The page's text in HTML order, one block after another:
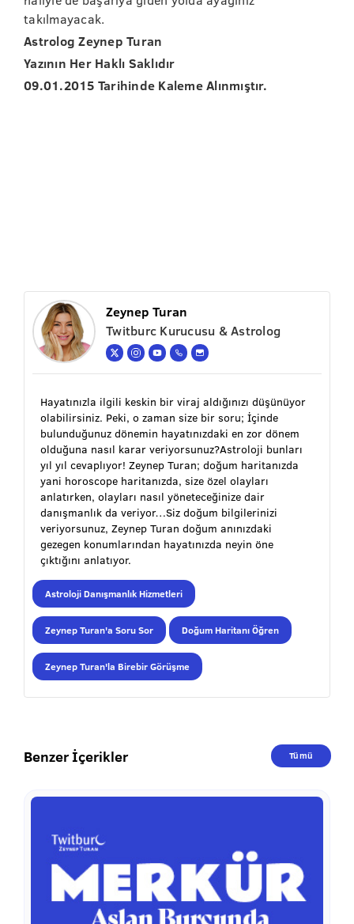
takılmayacak.
Astrolog Zeynep Turan
Yazının Her Haklı Saklıdır
09.01.2015 Tarihinde Kaleme Alınmıştır.
Zeynep Turan
Twitburc Kurucusu & Astrolog
Hayatınızla ilgili keskin bir viraj aldığınızı düşünüyor
olabilirsiniz. Peki, o zaman size bir soru; İçinde
bulunduğunuz dönemin hayatınızdaki en zor dönem
olduğuna nasıl karar veriyorsunuz?Astroloji bunları
yıl yıl cevaplıyor! Zeynep Turan; doğum haritanızda
yani horoscope haritanızda, size özel olayları
anlatırken, olayları nasıl yöneteceğinize dair
danışmanlık da veriyor…Siz doğum bilgilerinizi
veriyorsunuz, Zeynep Turan doğum anınızdaki
gezegen konumlarından hayatınızda neyin öne
çıktığını anlatıyor.
Astroloji Danışmanlık Hizmetleri
Zeynep Turan'a Soru Sor Doğum Haritanı Öğren
Zeynep Turan'la Birebir Görüşme
Benzer İçerikler Tümü